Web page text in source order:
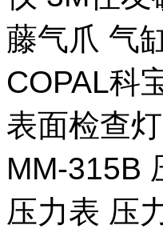
藤气爪 气
COPAL科
表面检查
MM-315B
压力表 压